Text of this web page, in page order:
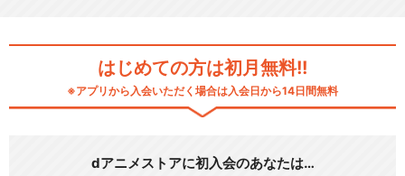
はじめての方は初月無料!!
※アプリから入会いただく場合は入会日から14日間無料
dアニメストアに初入会のあなたは…